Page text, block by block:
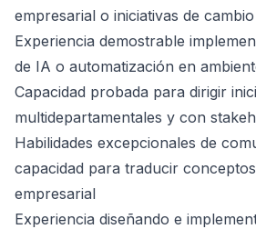
empresarial o iniciativas de
Experiencia demostrable
de IA o automatización en
Capacidad probada para dirigir
multidepartamentales y con
Habilidades excepcionales de
capacidad para traducir
empresarial
Experiencia diseñando e